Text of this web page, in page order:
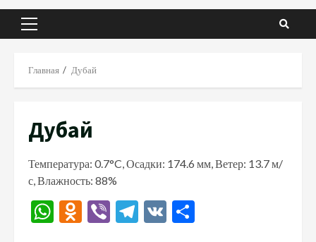
Основное
Главная Дубай
Дубай
Температура: 0.7°C, Осадки: 174.6 мм, Ветер: 13.7 м/
с, Влажность: 88%
WhatsApp
Odnoklassniki
ViberTelegram
VK